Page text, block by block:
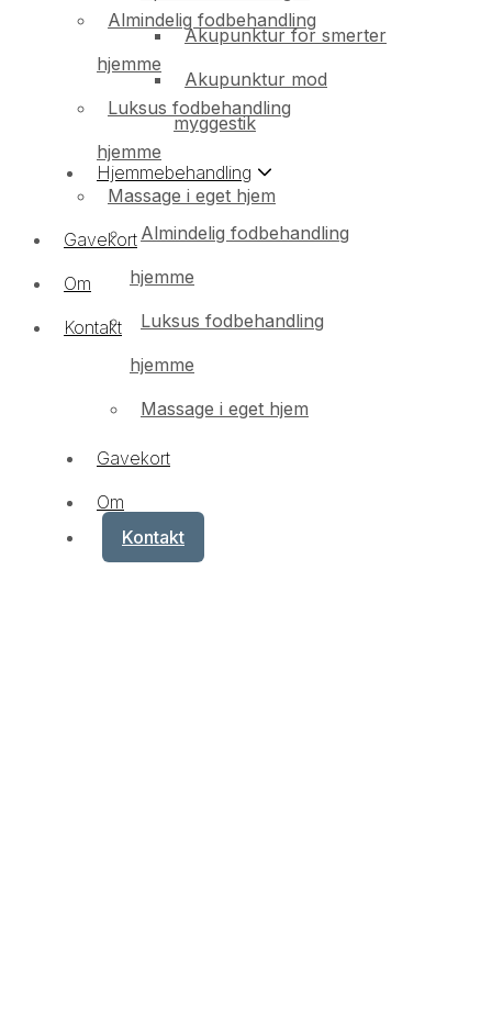
Akupunktur for smerter
Akupunktur mod
myggestik
Hjemmebehandling
Almindelig fodbehandling
hjemme
Luksus fodbehandling
hjemme
Massage i eget hjem
Gavekort
Om
Kontakt
Almindelig fodbehandling
hjemme
Luksus fodbehandling
hjemme
Massage i eget hjem
Gavekort
Om
Kontakt